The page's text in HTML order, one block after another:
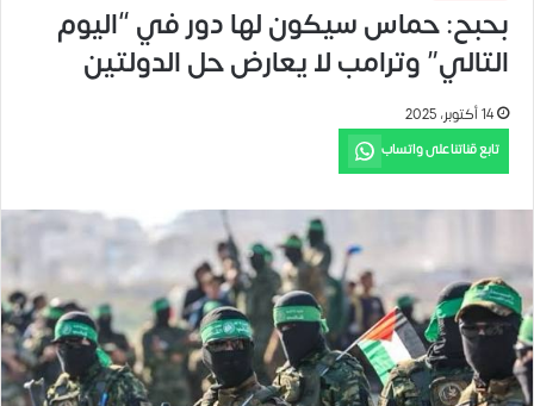
بحبح: حماس سيكون لها دور في “اليوم
التالي” وترامب لا يعارض حل الدولتين
14 أكتوبر، 2025
تابع قناتنا على واتساب